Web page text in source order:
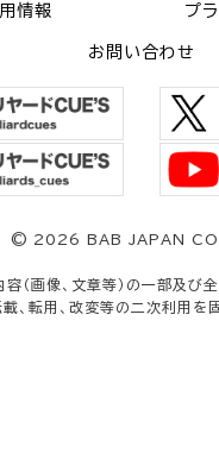
情報 プ
お問い合わせ
© 2026 BAB JAPAN
容（画像、文章等）の一部及び
載、転用、改変等の二次利用を